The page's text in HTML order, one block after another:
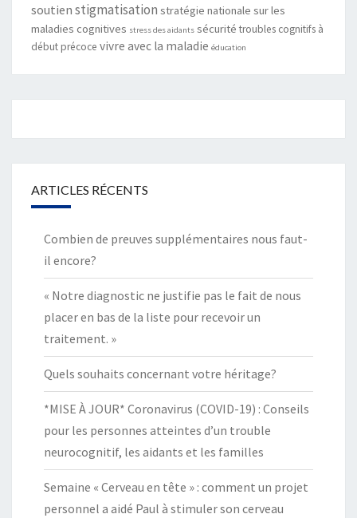
soutien stigmatisation stratégie nationale sur les
maladies cognitives stress des aidants sécurité troubles cognitifs à
début précoce vivre avec la maladie éducation
ARTICLES RÉCENTS
Combien de preuves supplémentaires nous faut-
il encore?
« Notre diagnostic ne justifie pas le fait de nous
placer en bas de la liste pour recevoir un
traitement. »
Quels souhaits concernant votre héritage?
*MISE À JOUR* Coronavirus (COVID-19) : Conseils
pour les personnes atteintes d’un trouble
neurocognitif, les aidants et les familles
Semaine « Cerveau en tête » : comment un projet
personnel a aidé Paul à stimuler son cerveau